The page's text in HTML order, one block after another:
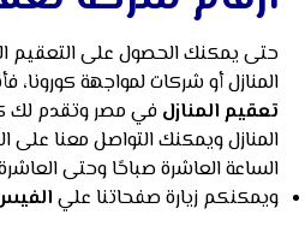
حتى يمكنك الحصول على التعقيم
المنازل أو شركات لمواجهة كورونا،
تعقيم المنازل في مصر وتقدم لك
الساعة العاشرة صباحًا وحتى
ويمكنكم زيارة صفحاتنا علي